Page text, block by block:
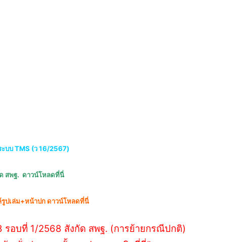
ะบบ TMS (ว 16/2567)
สพฐ. ดาวน์โหลดที่นี่
รูปเล่ม+หน้าปก ดาวน์โหลดที่นี่
รอบที่ 1/2568 สังกัด สพฐ. (การย้ายกรณีปกติ)